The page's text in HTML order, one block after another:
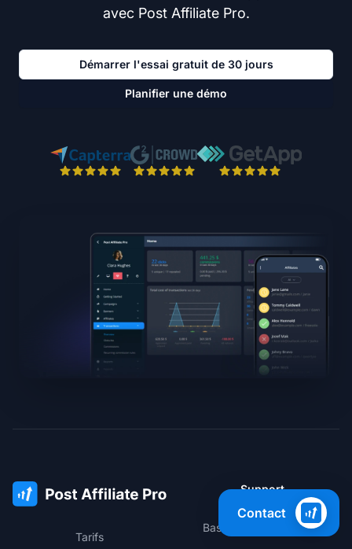
avec Post Affiliate Pro.
Démarrer l'essai gratuit de 30 jours
Planifier une démo
Tarifs
Support
Base de connaissances
Contact